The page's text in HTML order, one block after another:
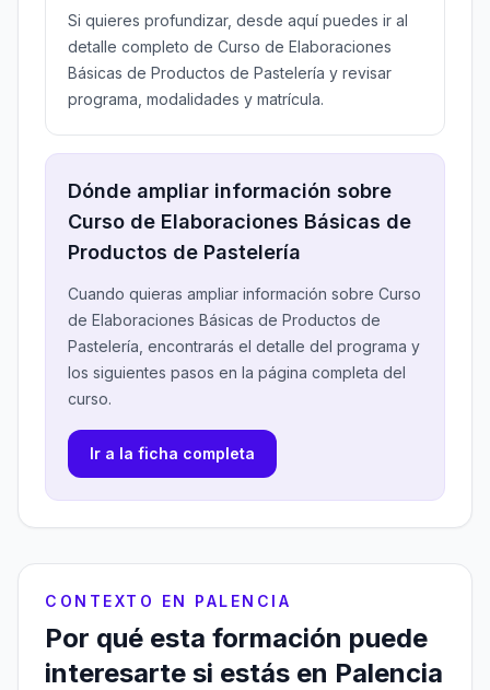
Si quieres profundizar, desde aquí puedes ir al
detalle completo de Curso de Elaboraciones
Básicas de Productos de Pastelería y revisar
programa, modalidades y matrícula.
Dónde ampliar información sobre
Curso de Elaboraciones Básicas de
Productos de Pastelería
Cuando quieras ampliar información sobre Curso
de Elaboraciones Básicas de Productos de
Pastelería, encontrarás el detalle del programa y
los siguientes pasos en la página completa del
curso.
Ir a la ficha completa
CONTEXTO EN PALENCIA
Por qué esta formación puede
interesarte si estás en Palencia